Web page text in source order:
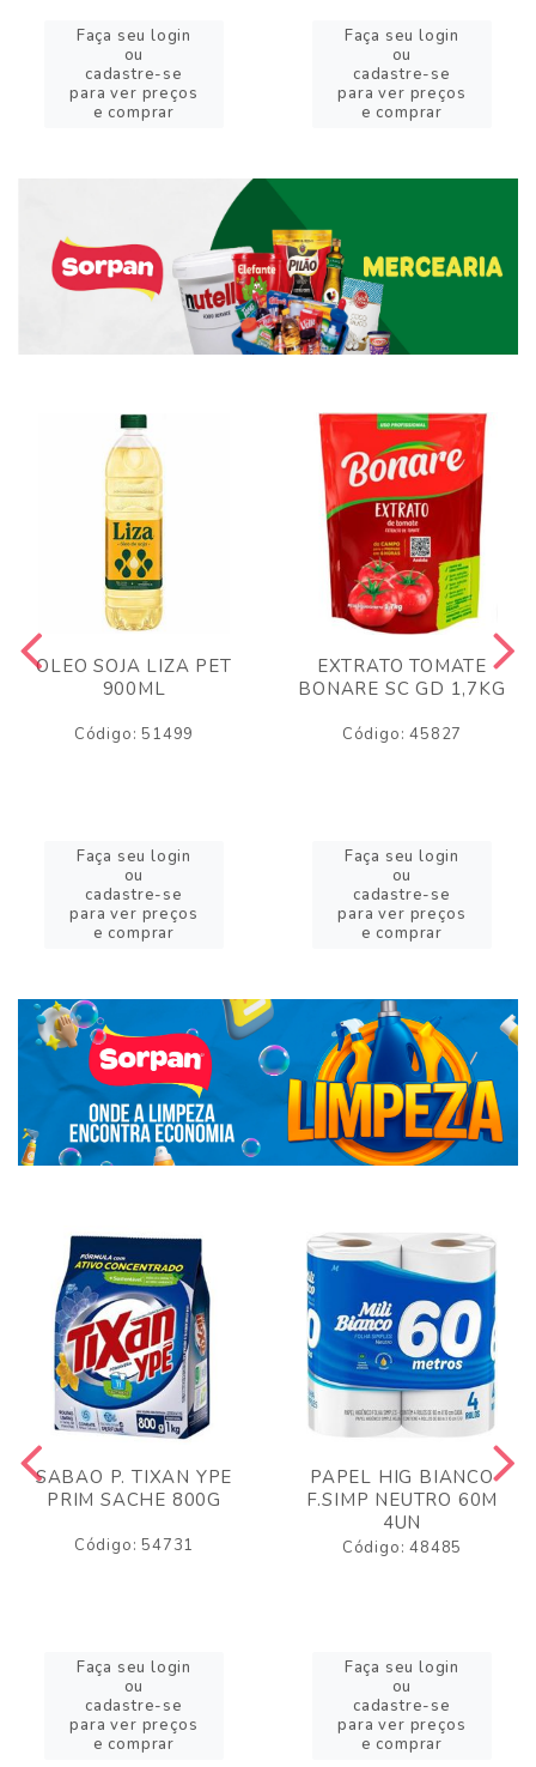
Faça seu login
ou
cadastre-se
para ver preços
e comprar
Faça seu login
ou
cadastre-se
para ver preços
e comprar
OLEO SOJA LIZA PET
900ML
Código: 51499
Faça seu login
ou
cadastre-se
para ver preços
e comprar
EXTRATO TOMATE
BONARE SC GD 1,7KG
Código: 45827
Faça seu login
ou
cadastre-se
para ver preços
e comprar
SABAO P. TIXAN YPE
PRIM SACHE 800G
Código: 54731
Faça seu login
ou
cadastre-se
para ver preços
e comprar
PAPEL HIG BIANCO
F.SIMP NEUTRO 60M
4UN
Código: 48485
Faça seu login
ou
cadastre-se
para ver preços
e comprar